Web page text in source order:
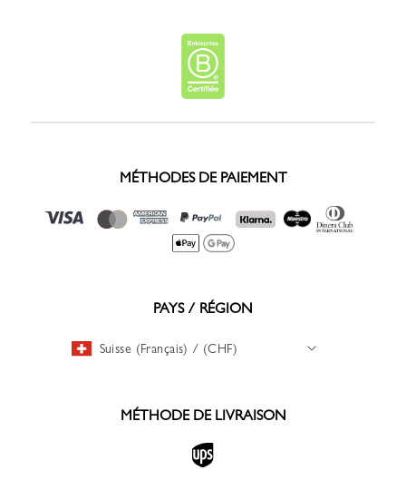
MÉTHODES DE PAIEMENT
PAYS / RÉGION
Suisse (Français) / (CHF)
MÉTHODE DE LIVRAISON